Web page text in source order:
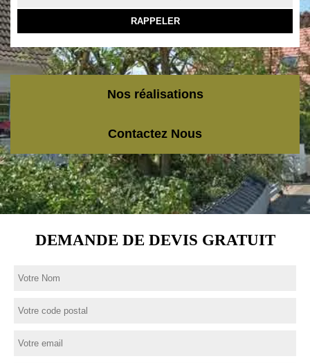
Nos réalisations
Contactez Nous
DEMANDE DE DEVIS GRATUIT